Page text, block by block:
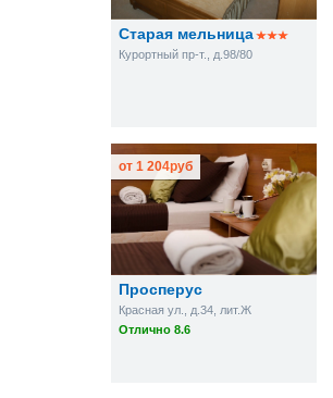
Старая мельница
Курортный пр-т., д.98/80
Просперус
Красная ул., д.34, лит.Ж
Отлично 8.6
от 1 204руб